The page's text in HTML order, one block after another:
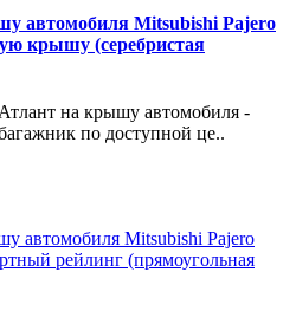
автомобиля Mitsubishi Pajero
крышу (серебристая
на крышу автомобиля -
по доступной це..